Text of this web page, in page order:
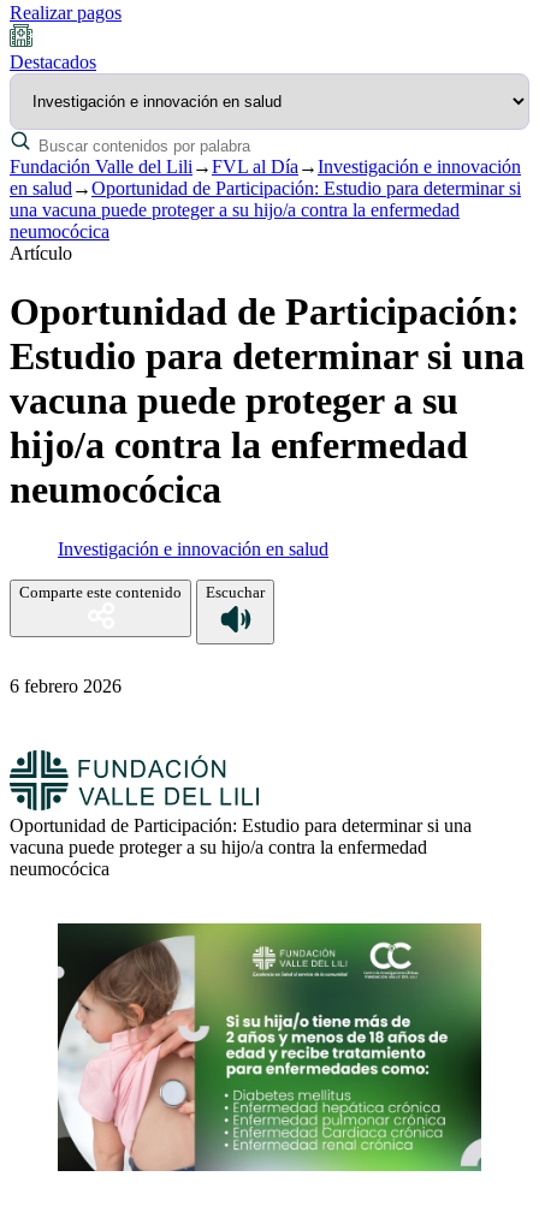
Realizar pagos
Destacados
Fundación Valle del Lili →FVL al Día →Investigación e innovación
en salud →Oportunidad de Participación: Estudio para determinar si
una vacuna puede proteger a su hijo/a contra la enfermedad
neumocócica
Artículo
Oportunidad de Participación:
Estudio para determinar si una
vacuna puede proteger a su
hijo/a contra la enfermedad
neumocócica
Investigación e innovación en salud
Comparte este contenido Escuchar
6 febrero 2026
Oportunidad de Participación: Estudio para determinar si una
vacuna puede proteger a su hijo/a contra la enfermedad
neumocócica